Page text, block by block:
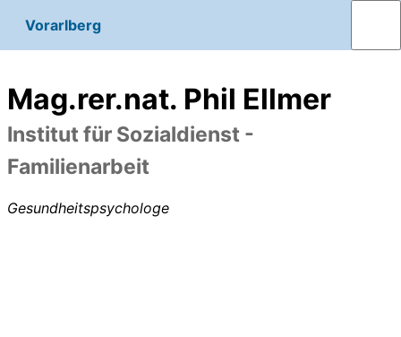
Vorarlberg
Mag.rer.nat. Phil Ellmer
Institut für Sozialdienst -
Familienarbeit
Gesundheitspsychologe